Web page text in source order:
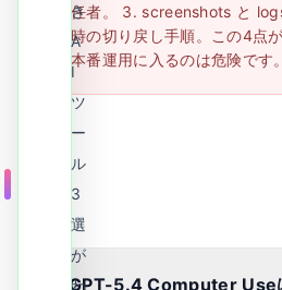
任者。 3. screenshots と
時の切り戻し手順。この4点
本番運用に入るのは危険です。
FAQ
GPT-5.4 Computer Use
き
A
I
ツ
ー
ル
3
選
が
わ